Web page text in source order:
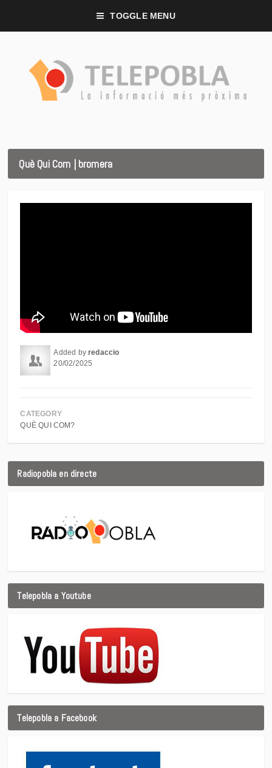
TOGGLE MENU
Què Qui Com | bromera
Added byredaccio
20/02/2025
CATEGORY
QUÈ QUI COM?
Radiopobla en directe
Telepobla a Youtube
Telepobla a Facebook